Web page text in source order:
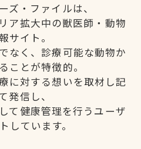
ズ・ファイルは、
ア拡大中の獣医師・動物
サイト。
なく、診療可能な動物か
ことが特徴的。
に対する想いを取材し記
発信し、
て健康管理を行うユーザ
しています。